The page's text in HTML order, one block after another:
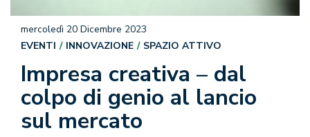
Impresa creativa – dal
colpo di genio al lancio
sul mercato
mercoledì 20 Dicembre 2023
EVENTI
INNOVAZIONE SPAZIO ATTIVO